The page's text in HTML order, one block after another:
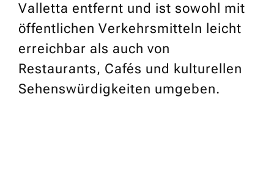
Valletta entfernt und ist sowohl mit
öffentlichen Verkehrsmitteln leicht
erreichbar als auch von
Restaurants, Cafés und kulturellen
Sehenswürdigkeiten umgeben.